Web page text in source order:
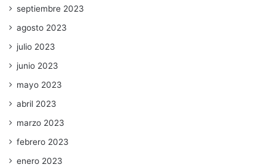
septiembre 2023
agosto 2023
julio 2023
junio 2023
mayo 2023
abril 2023
marzo 2023
febrero 2023
enero 2023